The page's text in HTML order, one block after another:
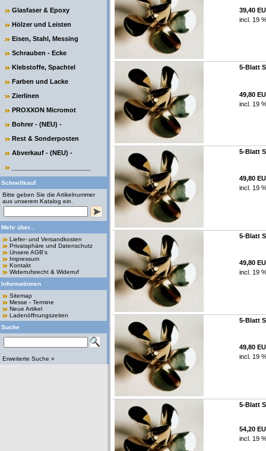
Glasfaser & Epoxy
Hölzer und Leisten
Eisen, Stahl, Messing
Schrauben - Ecke
Klebstoffe, Spachtel
Farben und Lacke
Zierlinen
PROXXON Micromot
Bohrer - (NEU) -
Rest & Sonderposten
Abverkauf - (NEU) -
Schnellkauf
Bitte geben Sie die Artikelnummer
aus unserem Katalog ein.
Mehr über...
Liefer- und Versandkosten
Privatsphäre und Datenschutz
Unsere AGB's
Impressum
Kontakt
Widerrufsrecht & Widerruf
Informationen
Sitemap
Messe - Termine
Neue Artikel
Ladenöffnungszeiten
Suche
Erweiterte Suche »
39,40
incl. 19
5-Blatt
49,80
incl. 19
5-Blatt
49,80
incl. 19
5-Blatt
49,80
incl. 19
5-Blatt
49,80
incl. 19
5-Blatt
54,20
incl. 19